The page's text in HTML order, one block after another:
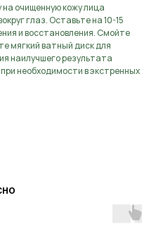
очищенную кожу лица
глаз. Оставьте на 10-15
и восстановления. Смойте
мягкий ватный диск для
наилучшего результата
необходимости в экстренных